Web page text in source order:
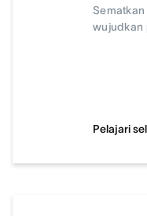
wujudkan
Pelajari